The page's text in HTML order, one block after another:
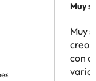
Muy
Muy
creo
con